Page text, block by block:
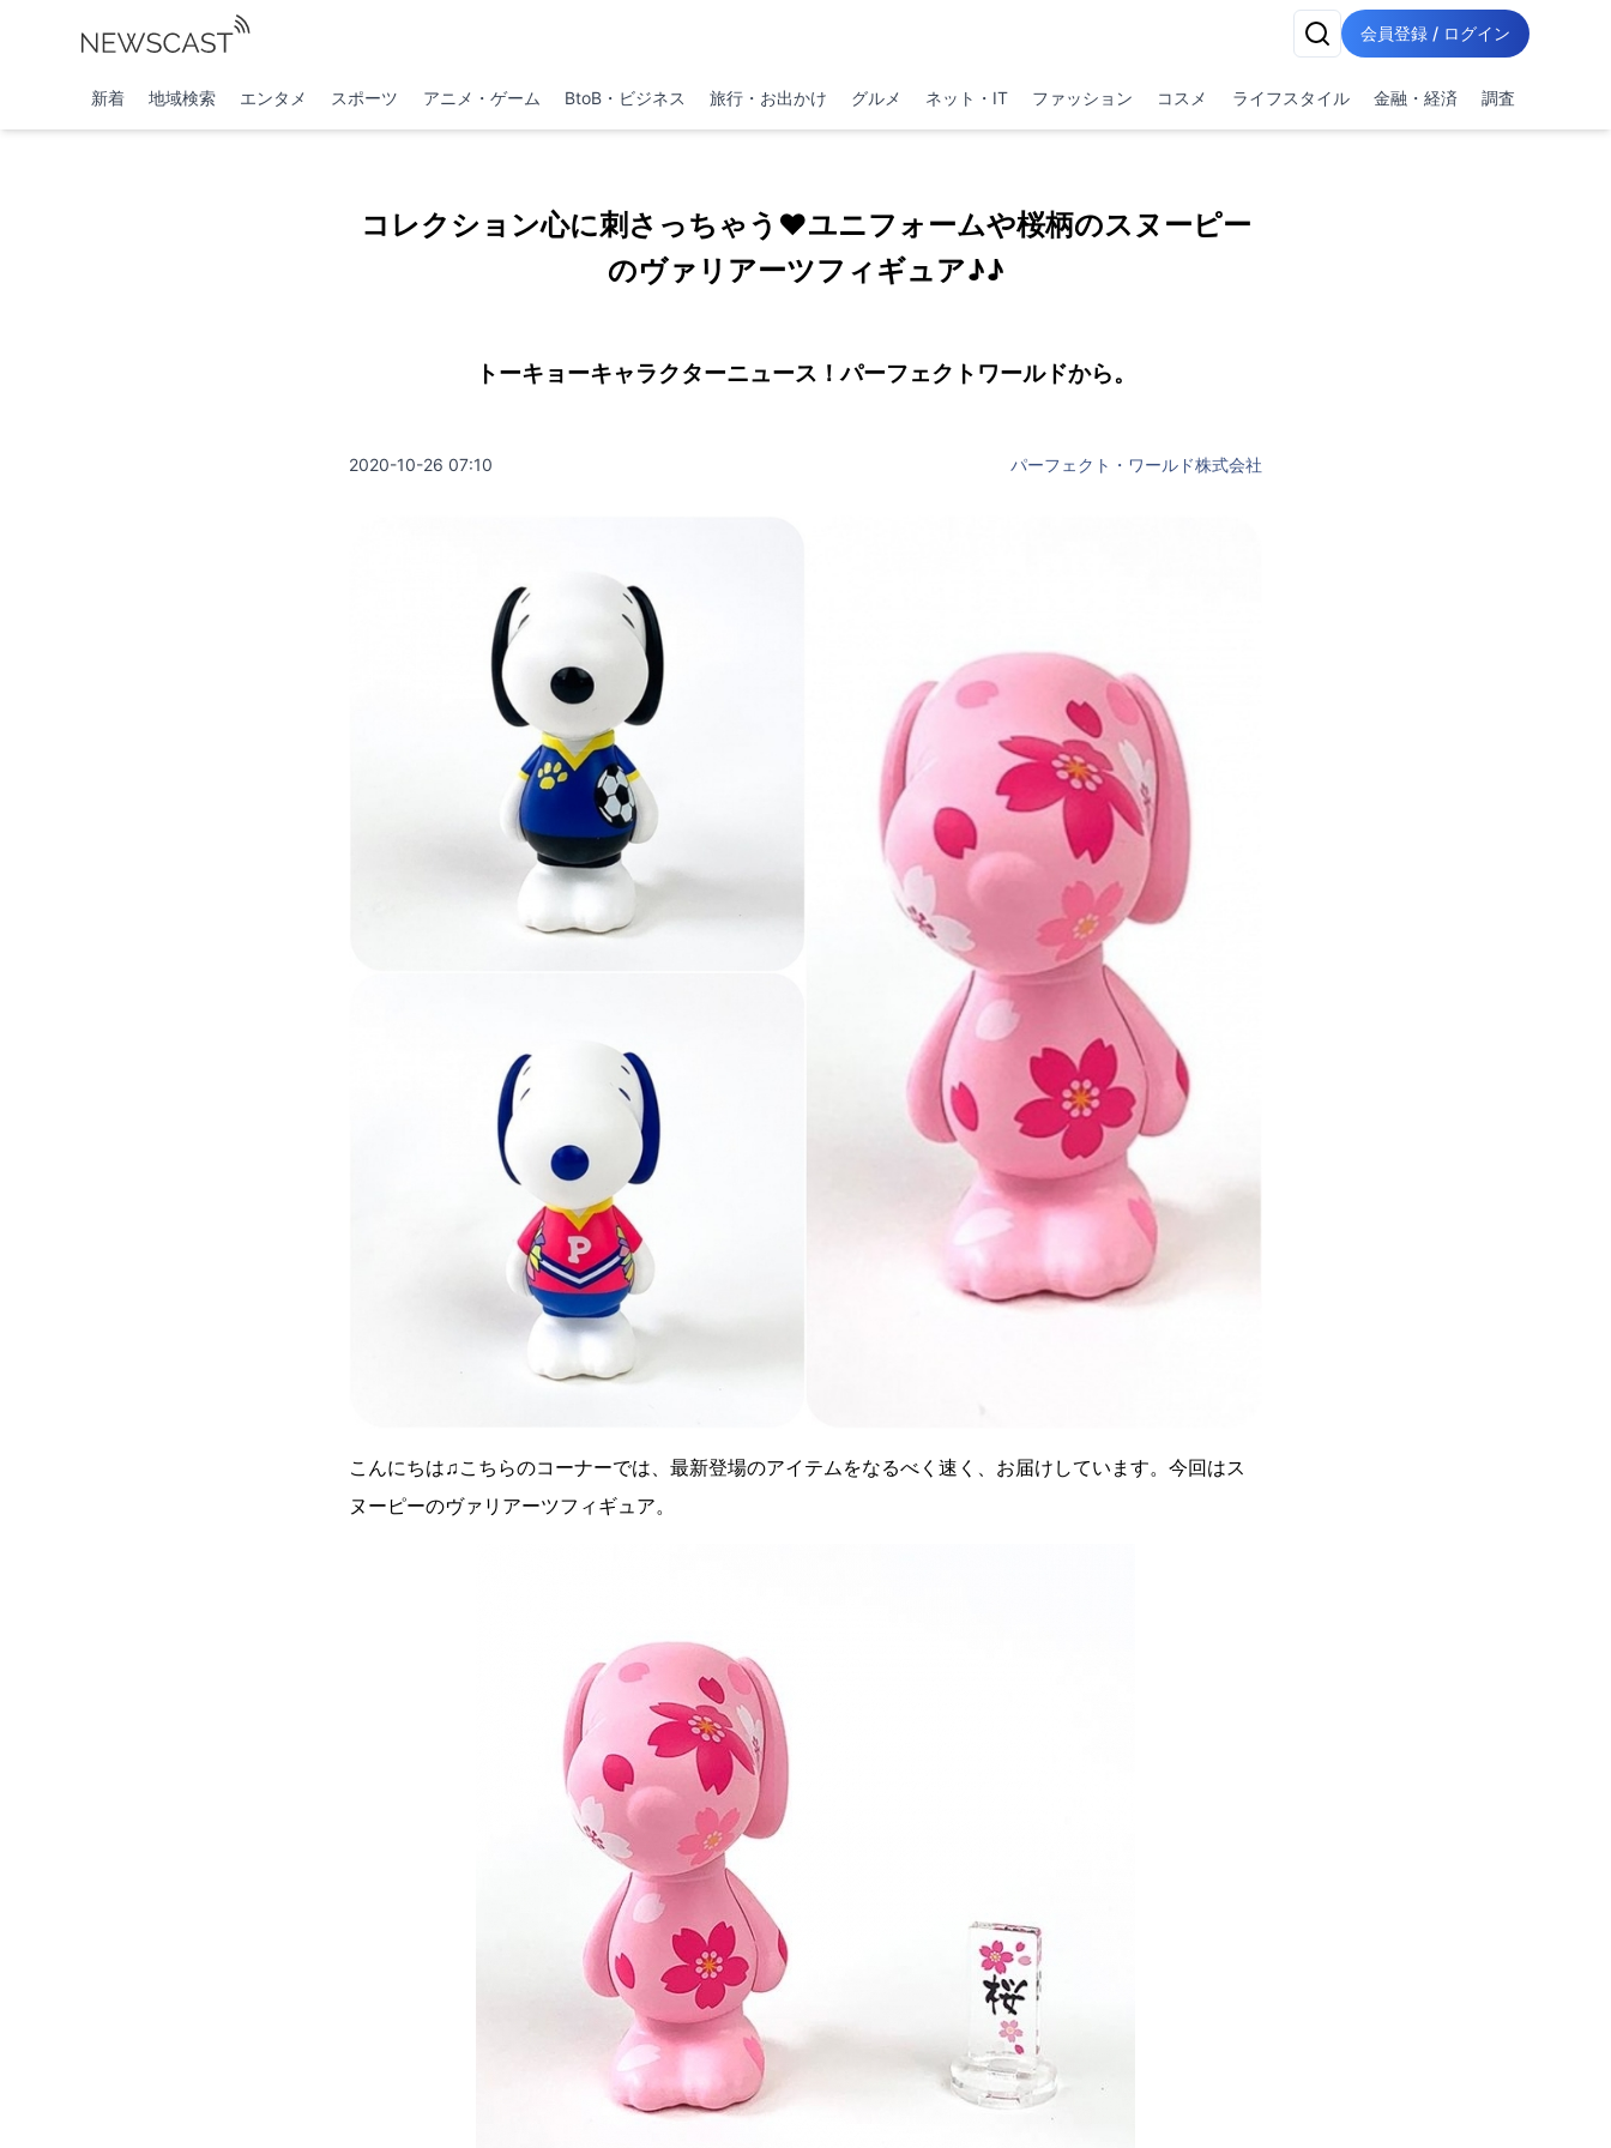
会員登録 / ログイン
新着 地域検索 エンタメ スポーツ アニメ・ゲーム BtoB・ビジネス 旅行・お出かけ グルメ ネット・IT ファッション コスメ ライフスタイル 金融・経済 調査
コレクション心に刺さっちゃう♥ユニフォームや桜柄のスヌーピー
のヴァリアーツフィギュア♪♪
トーキョーキャラクターニュース！パーフェクトワールドから。
2020-10-26 07:10 パーフェクト・ワールド株式会社
こんにちは♫こちらのコーナーでは、最新登場のアイテムをなるべく速く、お届けしています。今回はス
ヌーピーのヴァリアーツフィギュア。